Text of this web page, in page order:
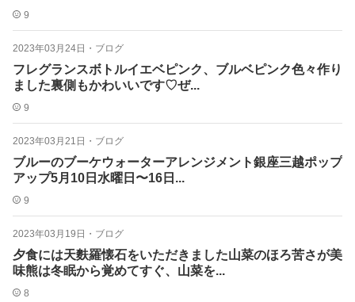
9
2023年03月24日 ・ ブログ
フレグランスボトルイエベピンク、ブルベピンク色々作り
ました裏側もかわいいです♡ぜ...
9
2023年03月21日 ・ ブログ
ブルーのブーケウォーターアレンジメント銀座三越ポップ
アップ5月10日水曜日〜16日...
9
2023年03月19日 ・ ブログ
夕食には天麩羅懐石をいただきました山菜のほろ苦さが美
味熊は冬眠から覚めてすぐ、山菜を...
8